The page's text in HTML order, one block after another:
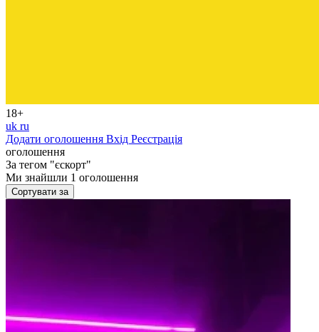
18+
uk ru
Додати оголошення Вхід Реєстрація
оголошення
За тегом "єскорт"
Ми знайшли 1 оголошення
Сортувати за